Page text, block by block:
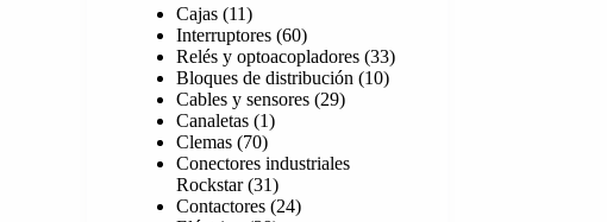
Cajas 1111
productos
Interruptores 6060
productos
Relés y optoacopladores 3333
productos
Bloques de distribución 1010
Cables y sensores 2929
Canaletas 11
Clemas 7070
productos
Conectores industriales
Rockstar 3131
productos
Contactores 2424